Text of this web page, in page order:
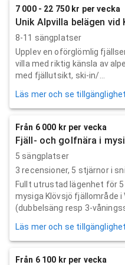
7 000 - 22 750 kr per vecka
Unik Alpvilla belägen
8-11 sängplatser
Upplev en oförglömlig
villa med riktig känsla av
med fjällutsikt, ski-in/...
Läs mer och se
Från 6 000 kr per vecka
Fjäll- och golfnära i
5 sängplatser
3 recensioner, 5 stjärnor i
Fullt utrustad lägenhet för
mysiga Klövsjö fjällområde i
(dubbelsäng resp 3-
Läs mer och se
Från 6 100 kr per vecka